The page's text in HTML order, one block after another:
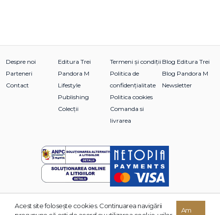
Despre noi
Parteneri
Contact
Editura Trei
Pandora M
Lifestyle
Publishing
Colecții
Termeni și condiții
Politica de
confidențialitate
Politica cookies
Comanda si
livrarea
Blog Editura Trei
Blog Pandora M
Newsletter
© 2026 Grupul Editorial TREI. Toate drepturile rezervate.
Acest site foloseşte cookies. Continuarea navigării
Am